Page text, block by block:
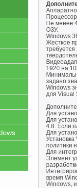
Не менее
ОЗУ.
Windows
Жесткое
1920 на
задано
Windows
для Visual
Для
Для
4.8. Если
Для
политики
Для
Элемент
время
Windows,